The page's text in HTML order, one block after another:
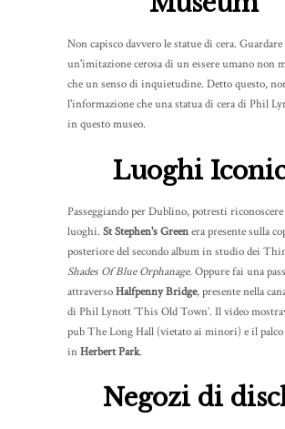
Non capisco davvero le statue di cera. Guardare
un'imitazione cerosa di un essere umano non
che un senso di inquietudine. Detto questo,
l'informazione che una statua di cera di Phil
in questo museo.
Luoghi
Passeggiando per Dublino, potresti
luoghi. St Stephen's Greenera presente sulla
posteriore del secondo album in studio dei
Shades Of Blue Orphanage. Oppure fai una
attraversoHalfpenny Bridge, presente nella
di Phil Lynott ‘This Old Town’. Il video
pub The Long Hall (vietato ai minori) e il palco
inHerbert Park.
Negozi di